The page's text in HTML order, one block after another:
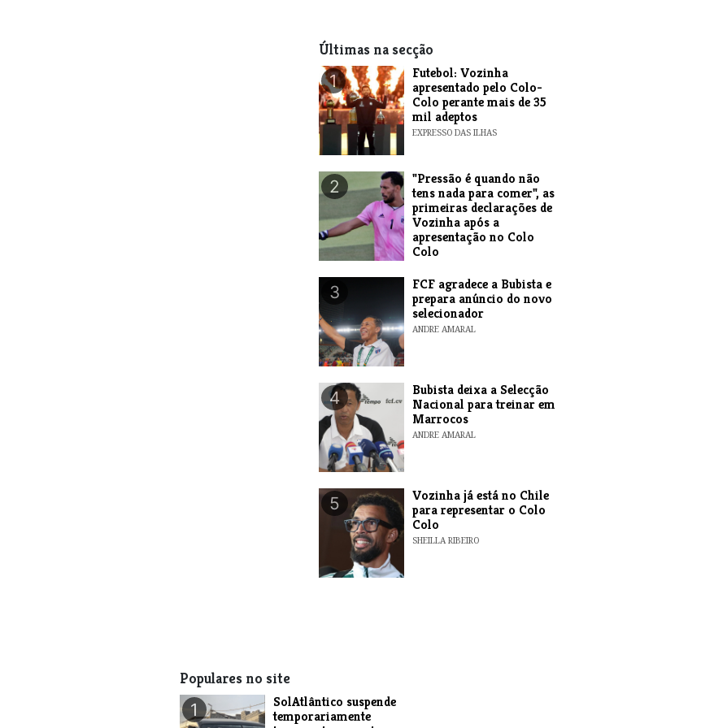
Últimas na secção
1
Futebol: Vozinha
apresentado pelo Colo-
Colo perante mais de 35
mil adeptos
EXPRESSO DAS ILHAS
2
"Pressão é quando não
tens nada para comer", as
primeiras declarações de
Vozinha após a
apresentação no Colo
Colo
3
FCF agradece a Bubista e
prepara anúncio do novo
selecionador
ANDRE AMARAL
4
Bubista deixa a Selecção
Nacional para treinar em
Marrocos
ANDRE AMARAL
5
Vozinha já está no Chile
para representar o Colo
Colo
SHEILLA RIBEIRO
Populares no site
1
SolAtlântico suspende
temporariamente